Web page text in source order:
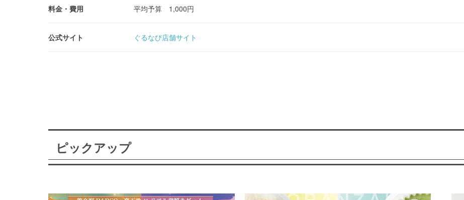
料金・費用 平均予算 1,000円
公式サイト ぐるなび店舗サイト
ピックアップ